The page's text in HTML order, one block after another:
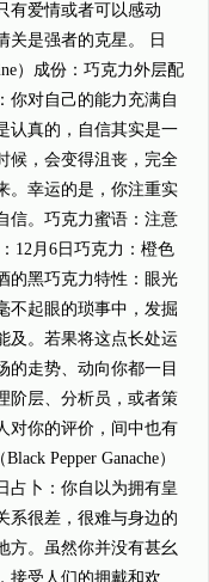
有爱情或者可以感动
关是强者的克星。 日
）成份：巧克力外层配
你对自己的能力充满自
认真的，自信其实是一
候，会变得沮丧，完全
。幸运的是，你注重实
信。巧克力蜜语：注意
12月6日巧克力：橙色
的黑巧克力特性：眼光
不起眼的琐事中，发掘
及。若果将这点长处运
的走势、动向你都一目
阶层、分析员，或者策
对你的评价，间中也有
Pepper Ganache）
占卜：你自以为拥有皇
系很差，很难与身边的
方。虽然你并没有甚幺
接受人们的拥戴和欢